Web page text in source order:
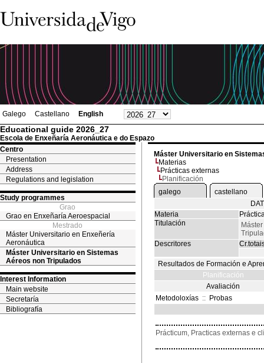
Galego Castellano English
Educational guide 2026_27
Escola de Enxeñaría Aeronáutica e do Espazo
Centro
Presentation
Address
Regulations and legislation
Study programmes
Grao
Grao en Enxeñaría Aeroespacial
Mestrado
Máster Universitario en Enxeñería
Aeronáutica
Máster Universitario en Sistemas
Aéreos non Tripulados
Interest Information
Main website
Secretaría
Bibliografía
Máster Universitario en
Materias
Prácticas externas
Planificación
galego
castellano
Materia
Titulación
Descritores
Resultados de Formación e
Planificación
Avaliación
Metodoloxías :: Probas
Prácticum, Practicas externas e